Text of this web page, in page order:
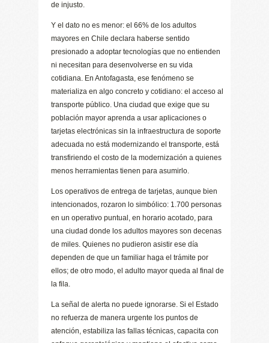
de injusto.
Y el dato no es menor: el 66% de los adultos
mayores en Chile declara haberse sentido
presionado a adoptar tecnologías que no entienden
ni necesitan para desenvolverse en su vida
cotidiana. En Antofagasta, ese fenómeno se
materializa en algo concreto y cotidiano: el acceso al
transporte público. Una ciudad que exige que su
población mayor aprenda a usar aplicaciones o
tarjetas electrónicas sin la infraestructura de soporte
adecuada no está modernizando el transporte, está
transfiriendo el costo de la modernización a quienes
menos herramientas tienen para asumirlo.
Los operativos de entrega de tarjetas, aunque bien
intencionados, rozaron lo simbólico: 1.700 personas
en un operativo puntual, en horario acotado, para
una ciudad donde los adultos mayores son decenas
de miles. Quienes no pudieron asistir ese día
dependen de que un familiar haga el trámite por
ellos; de otro modo, el adulto mayor queda al final de
la fila.
La señal de alerta no puede ignorarse. Si el Estado
no refuerza de manera urgente los puntos de
atención, estabiliza las fallas técnicas, capacita con